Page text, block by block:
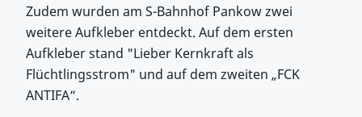
Zudem wurden am S-Bahnhof Pankow zwei
weitere Aufkleber entdeckt. Auf dem ersten
Aufkleber stand "Lieber Kernkraft als
Flüchtlingsstrom" und auf dem zweiten „FCK
ANTIFA“.